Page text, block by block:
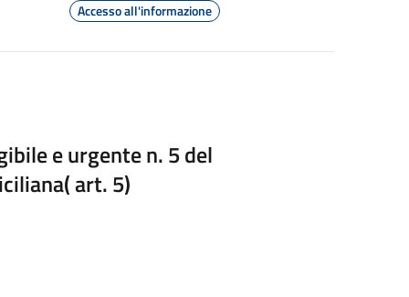
Accesso all'informazione
e urgente n. 5 del
art. 5)